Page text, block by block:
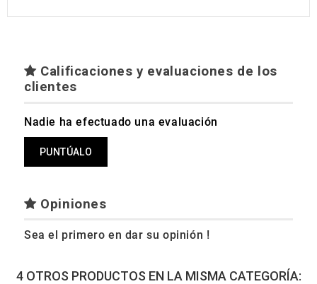
Calificaciones y evaluaciones de los
clientes
Nadie ha efectuado una evaluación
PUNTÚALO
Opiniones
Sea el primero en dar su opinión !
4 OTROS PRODUCTOS EN LA MISMA CATEGORÍA: